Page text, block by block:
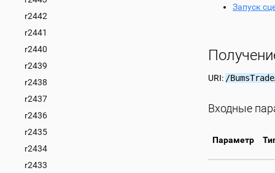
r2442
r2441
r2440
r2439
r2438
r2437
r2436
r2435
r2434
r2433
Запуск
URI: /
Входные
Параметр